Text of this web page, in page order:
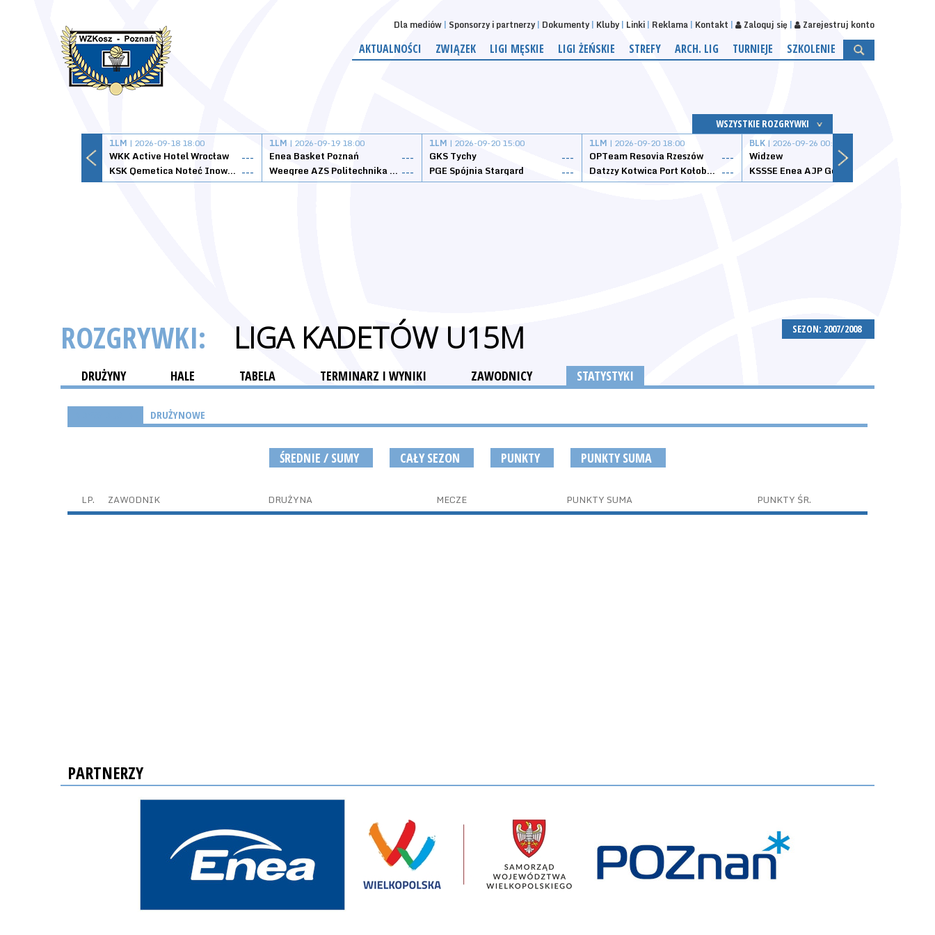
Dla mediów Sponsorzy i partnerzy Dokumenty Kluby Linki Reklama Kontakt Zaloguj się Zarejestruj konto
AKTUALNOŚCI ZWIĄZEK LIGI MĘSKIE LIGI ŻEŃSKIE STREFY ARCH. LIG TURNIEJE SZKOLENIE
WSZYSTKIE ROZGRYWKI
1LM | 2026-09-18 18:00
WKK Active Hotel Wrocław
---
KSK Qemetica Noteć Inowrocław ---
1LM | 2026-09-19 18:00
Enea Basket Poznań
---
Weegree AZS Politechnika Opolska ---
1LM | 2026-09-20 15:00
GKS Tychy
---
PGE Spójnia Stargard
---
1LM | 2026-09-20 18:00
OPTeam Resovia Rzeszów
---
Datzzy Kotwica Port Kołobrzeg ---
BLK | 2026-09-26 00:00
Widzew
SEZON: 2007/2008
ROZGRYWKI: LIGA KADETÓW U15M
DRUŻYNY HALE TABELA TERMINARZ I WYNIKI ZAWODNICY STATYSTYKI
DRUŻYNOWE
ŚREDNIE / SUMY CAŁY SEZON PUNKTY PUNKTY SUMA
LP. ZAWODNIK DRUŻYNA MECZE PUNKTY SUMA PUNKTY ŚR.
PARTNERZY